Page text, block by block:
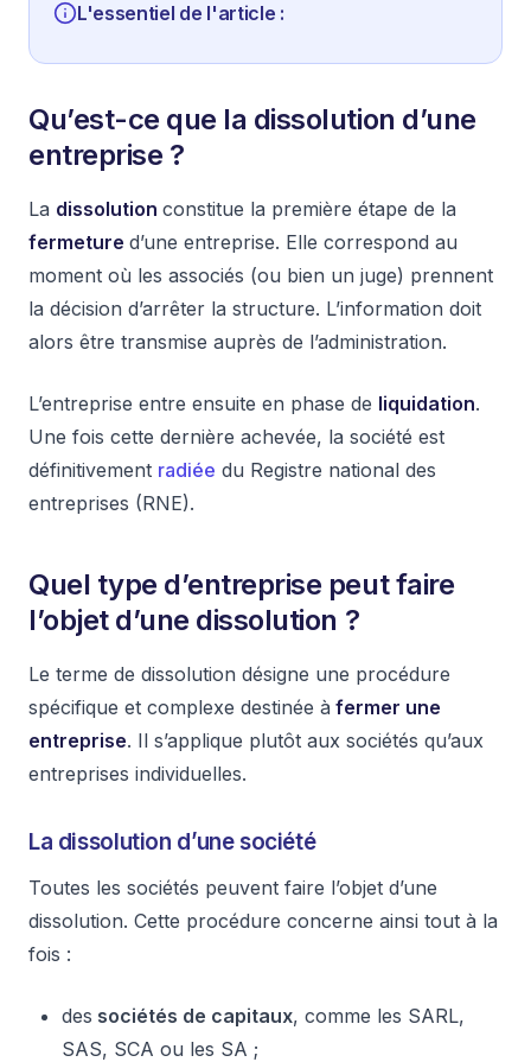
L'essentiel de l'article :
Qu’est-ce que la dissolution d’une
entreprise ?
La dissolution constitue la première étape de la
fermeture d’une entreprise. Elle correspond au
moment où les associés (ou bien un juge) prennent
la décision d’arrêter la structure. L’information doit
alors être transmise auprès de l’administration.
L’entreprise entre ensuite en phase de liquidation.
Une fois cette dernière achevée, la société est
définitivement radiée du Registre national des
entreprises (RNE).
Quel type d’entreprise peut faire
l’objet d’une dissolution ?
Le terme de dissolution désigne une procédure
spécifique et complexe destinée à fermer une
entreprise. Il s’applique plutôt aux sociétés qu’aux
entreprises individuelles.
La dissolution d’une société
Toutes les sociétés peuvent faire l’objet d’une
dissolution. Cette procédure concerne ainsi tout à la
fois :
des sociétés de capitaux, comme les SARL,
SAS, SCA ou les SA ;